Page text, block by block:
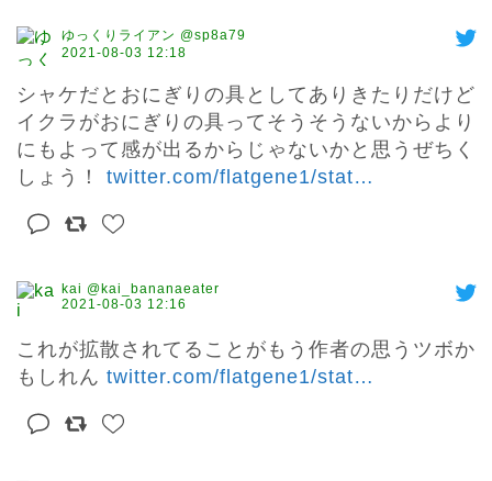
ゆっくりライアン @sp8a79
2021-08-03 12:18
シャケだとおにぎりの具としてありきたりだけど
イクラがおにぎりの具ってそうそうないからより
にもよって感が出るからじゃないかと思うぜちく
しょう！ twitter.com/flatgene1/stat…
kai @kai_bananaeater
2021-08-03 12:16
これが拡散されてることがもう作者の思うツボか
もしれん twitter.com/flatgene1/stat…